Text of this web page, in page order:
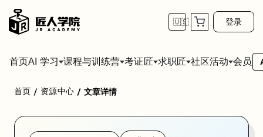
🇺🇸 登录
首页AI 学习 课程与训练营 考证匠 求职匠 社区活动 会员
学校：莫纳什大学 / Monash University
Monash University Indonesia 三个全新本科项目（Digital Business /
首页 / 资源中心 / 文章详情